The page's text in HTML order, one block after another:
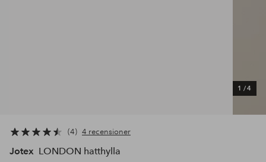
1 /4
4 4 recensioner
Jotex LONDON hatthylla